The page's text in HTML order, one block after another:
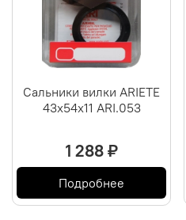
Сальники вилки ARIETE
43х54х11 ARI.053
1 288 ₽
Подробнее